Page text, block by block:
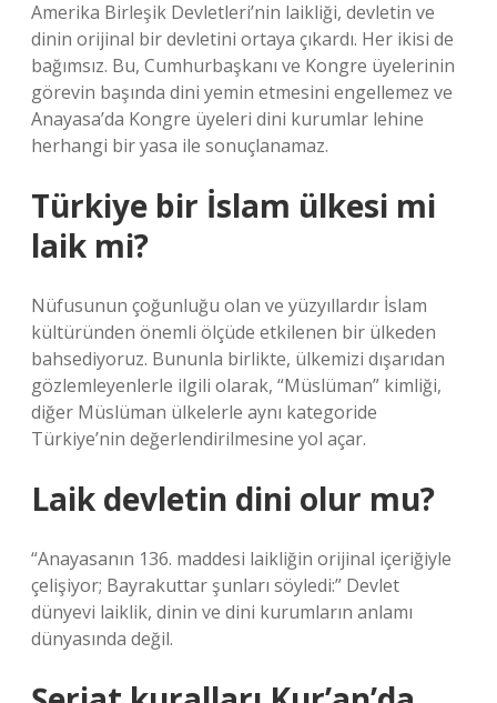
Amerika Birleşik Devletleri’nin laikliği, devletin ve
dinin orijinal bir devletini ortaya çıkardı. Her ikisi de
bağımsız. Bu, Cumhurbaşkanı ve Kongre üyelerinin
görevin başında dini yemin etmesini engellemez ve
Anayasa’da Kongre üyeleri dini kurumlar lehine
herhangi bir yasa ile sonuçlanamaz.
Türkiye bir İslam ülkesi mi
laik mi?
Nüfusunun çoğunluğu olan ve yüzyıllardır İslam
kültüründen önemli ölçüde etkilenen bir ülkeden
bahsediyoruz. Bununla birlikte, ülkemizi dışarıdan
gözlemleyenlerle ilgili olarak, “Müslüman” kimliği,
diğer Müslüman ülkelerle aynı kategoride
Türkiye’nin değerlendirilmesine yol açar.
Laik devletin dini olur mu?
“Anayasanın 136. maddesi laikliğin orijinal içeriğiyle
çelişiyor; Bayrakuttar şunları söyledi:” Devlet
dünyevi laiklik, dinin ve dini kurumların anlamı
dünyasında değil.